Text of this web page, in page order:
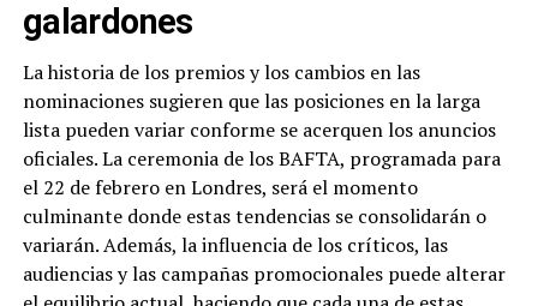
galardones
La historia de los premios y los cambios en las
nominaciones sugieren que las posiciones en la larga
lista pueden variar conforme se acerquen los anuncios
oficiales. La ceremonia de los BAFTA, programada para
el 22 de febrero en Londres, será el momento
culminante donde estas tendencias se consolidarán o
variarán. Además, la influencia de los críticos, las
audiencias y las campañas promocionales puede alterar